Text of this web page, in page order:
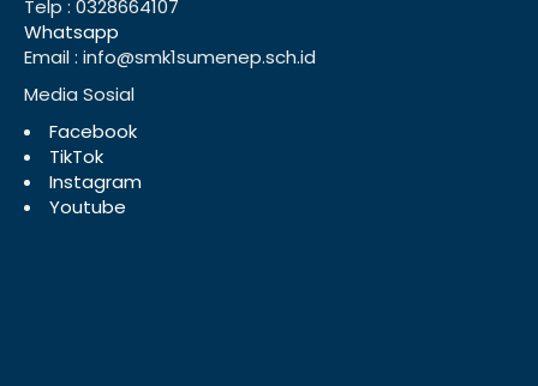
Telp : 0328664107
Whatsapp
Email : info@smk1sumenep.sch.id
Media Sosial
Facebook
TikTok
Instagram
Youtube